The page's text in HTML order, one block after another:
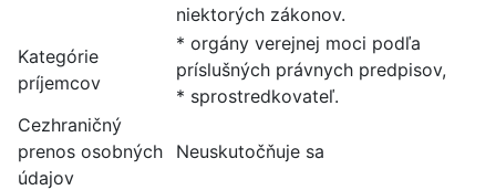
niektorých zákonov.
Kategórie
príjemcov
* orgány verejnej moci podľa
príslušných právnych predpisov,
* sprostredkovateľ.
Cezhraničný
prenos osobných
údajov
Neuskutočňuje sa